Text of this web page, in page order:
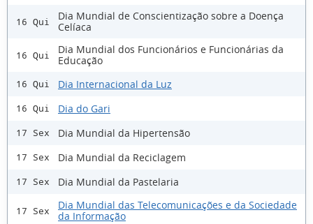
16 Qui
Dia Mundial de Conscientização sobre a Doença
Celíaca
16 Qui
Dia Mundial dos Funcionários e Funcionárias da
Educação
16 Qui Dia Internacional da Luz
16 Qui Dia do Gari
17 Sex Dia Mundial da Hipertensão
17 Sex Dia Mundial da Reciclagem
17 Sex Dia Mundial da Pastelaria
17 Sex
Dia Mundial das Telecomunicações e da Sociedade
da Informação